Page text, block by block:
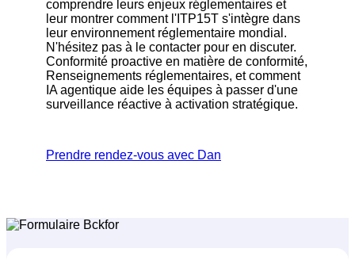
comprendre leurs enjeux réglementaires et
leur montrer comment l'ITP15T s'intègre dans
leur environnement réglementaire mondial.
N'hésitez pas à le contacter pour en discuter.
Conformité proactive en matière de conformité,
Renseignements réglementaires, et comment
IA agentique aide les équipes à passer d'une
surveillance réactive à activation stratégique.
Prendre rendez-vous avec Dan